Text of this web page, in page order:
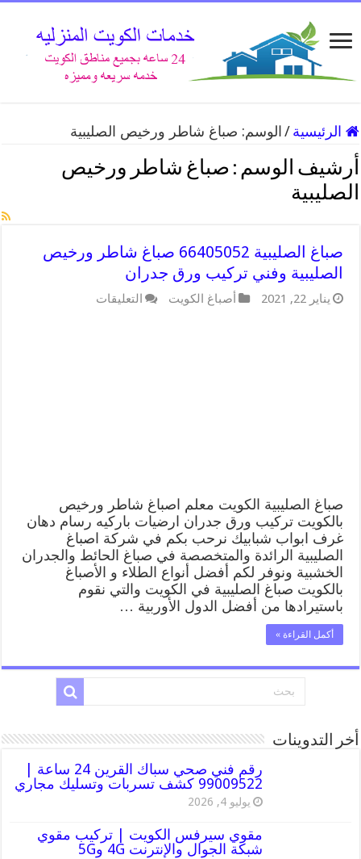
الرئيسية / الوسم: صباغ شاطر ورخيص الصليبية
أرشيف الوسم : صباغ شاطر ورخيص
الصليبية
صباغ الصليبية 66405052 صباغ شاطر ورخيص
الصليبية وفني تركيب ورق جدران
يناير 22, 2021 أصباغ الكويت التعليقات
صباغ الصليبية الكويت معلم اصباغ شاطر ورخيص
بالكويت تركيب ورق جدران ارضيات باركيه رسام دهان
غرف ابواب شبابيك نرحب بكم في شركة اصباغ
الصليبية الرائدة والمتخصصة في صباغ الحائط والجدران
الخشبية ونوفر لكم أفضل أنواع الطلاء و الأصباغ
بالكويت صباغ الصليبية في الكويت والتي نقوم
باستيرادها من أفضل الدول الأوربية …
أكمل القراءة »
أخر التدوينات
رقم فني صحي سباك القرين 24 ساعة |
99009522 كشف تسربات وتسليك مجاري
يوليو 4, 2026
مقوي سيرفس الكويت | تركيب مقوي
شبكة الجوال والإنترنت 4G و5G